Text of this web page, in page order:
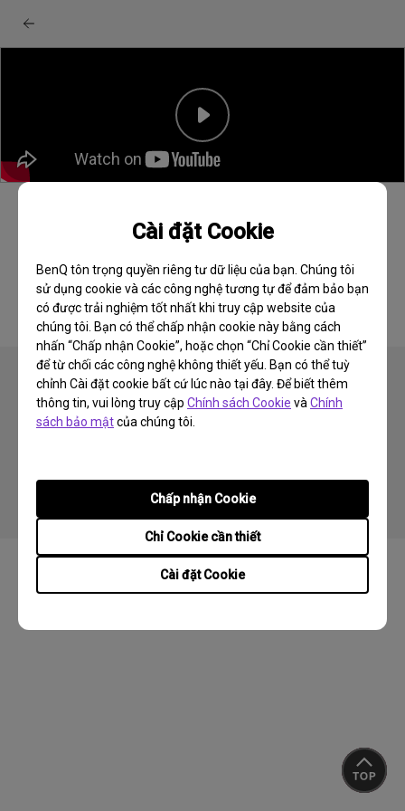
Cài đặt Cookie
BenQ tôn trọng quyền riêng tư dữ liệu của bạn. Chúng tôi
sử dụng cookie và các công nghệ tương tự để đảm bảo bạn
có được trải nghiệm tốt nhất khi truy cập website của
chúng tôi. Bạn có thể chấp nhận cookie này bằng cách
nhấn “Chấp nhận Cookie”, hoặc chọn “Chỉ Cookie cần thiết”
để từ chối các công nghệ không thiết yếu. Bạn có thể tuỳ
chỉnh Cài đặt cookie bất cứ lúc nào tại đây. Để biết thêm
thông tin, vui lòng truy cập Chính sách Cookie và Chính
sách bảo mậtcủa chúng tôi.
Cài đặt Cookie
Chỉ Cookie cần thiết
Chấp nhận Cookie
hướng dẫn khởi động nhanh
Chính sách bảo mật
Quy định về Cookie
Tuân thủ Xuất/ Nhập khẩu